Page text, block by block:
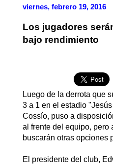
viernes, febrero 19, 2016
Los jugadores
bajo rendimiento
Luego de la derrota que
3 a 1 en el estadio
Cossío, puso a
al frente del equipo, pero
buscarán otras opciones
El presidente del club,